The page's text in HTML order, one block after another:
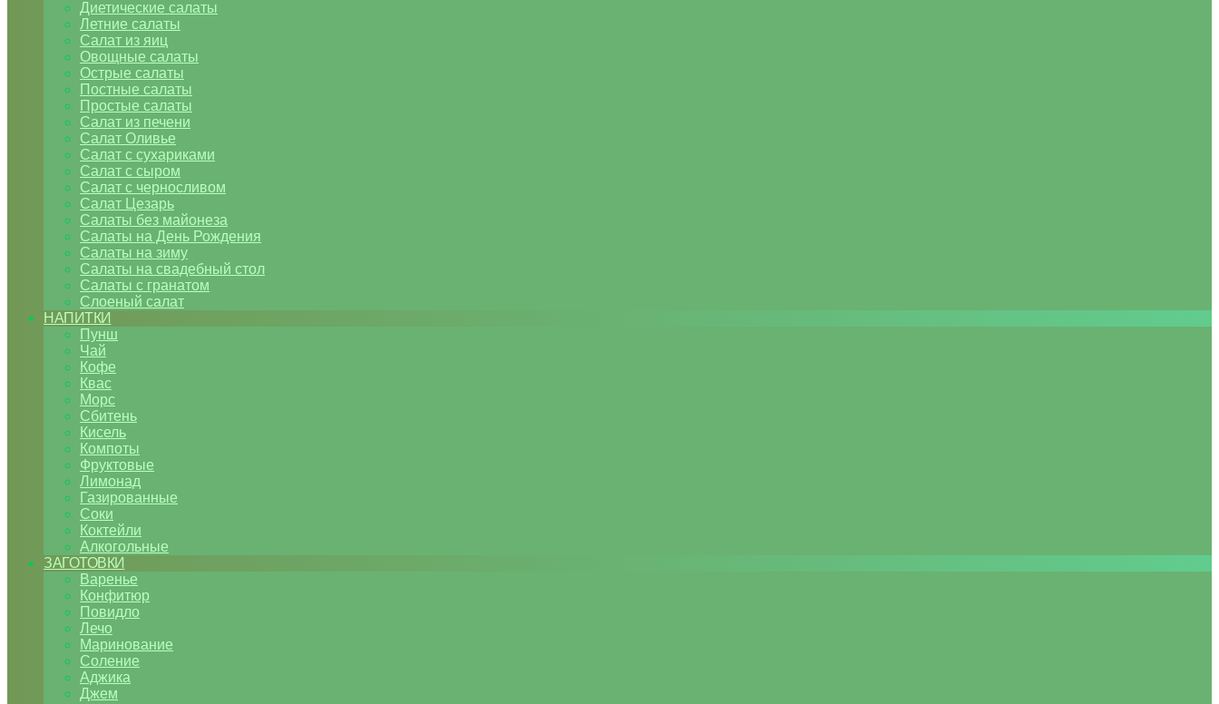
Диетические салаты
Летние салаты
Салат из яиц
Овощные салаты
Острые салаты
Постные салаты
Простые салаты
Салат из печени
Салат Оливье
Салат с сухариками
Салат с сыром
Салат с черносливом
Салат Цезарь
Салаты без майонеза
Салаты на День Рождения
Салаты на зиму
Салаты на свадебный стол
Салаты с гранатом
Слоеный салат
НАПИТКИ
Пунш
Чай
Кофе
Квас
Морс
Сбитень
Кисель
Компоты
Фруктовые
Лимонад
Газированные
Соки
Коктейли
Алкогольные
ЗАГОТОВКИ
Варенье
Конфитюр
Повидло
Лечо
Маринование
Соление
Аджика
Джем